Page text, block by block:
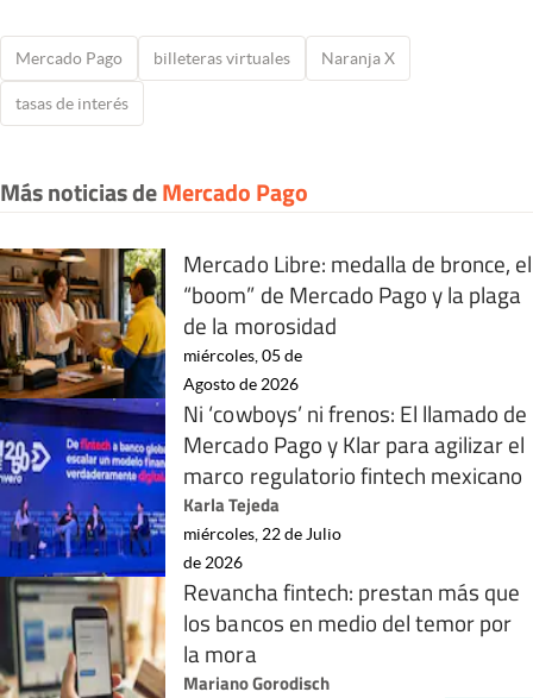
Mercado Pago billeteras virtuales Naranja X
tasas de interés
Más noticias deMercado Pago
Mercado Libre: medalla de bronce, el
“boom” de Mercado Pago y la plaga
de la morosidad
miércoles, 05 de
Agosto de 2026
Ni ‘cowboys’ ni frenos: El llamado de
Mercado Pago y Klar para agilizar el
marco regulatorio fintech mexicano
Karla Tejeda
miércoles, 22 de Julio
de 2026
Revancha fintech: prestan más que
los bancos en medio del temor por
la mora
Mariano Gorodisch